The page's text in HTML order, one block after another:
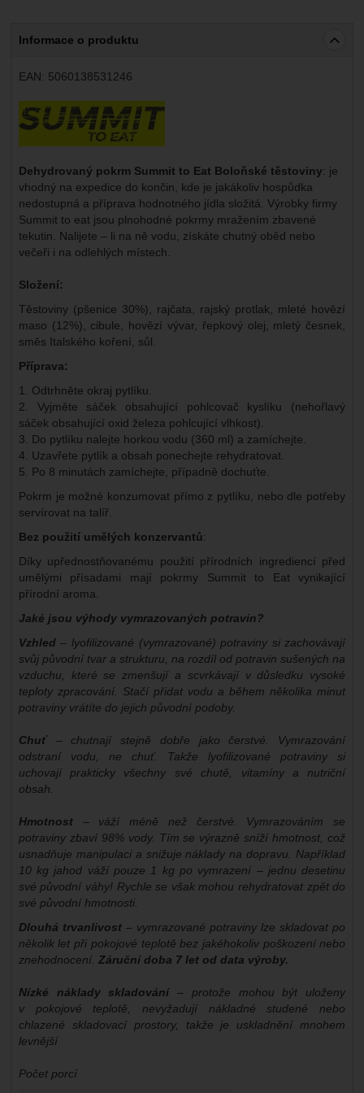
Informace o produktu
EAN: 5060138531246
Výrobce:
Dehydrovaný pokrm Summit to Eat Boloňské těstoviny: je
vhodný na expedice do končin, kde je jakákoliv hospůdka
nedostupná a příprava hodnotného jídla složitá. Výrobky firmy
Summit to eat jsou plnohodné pokrmy mražením zbavené
tekutin. Nalijete – li na ně vodu, získáte chutný oběd nebo
večeři i na odlehlých místech.
Složení:
Těstoviny (pšenice 30%), rajčata, rajský protlak, mleté hovězí
maso (12%), cibule, hovězí vývar, řepkový olej, mletý česnek,
směs Italského koření, sůl.
Příprava:
1. Odtrhněte okraj pytlíku.
2. Vyjměte sáček obsahující pohlcovač kyslíku (nehořlavý
sáček obsahující oxid železa pohlcující vlhkost).
3. Do pytlíku nalejte horkou vodu (360 ml) a zamíchejte.
4. Uzavřete pytlík a obsah ponechejte rehydratovat.
5. Po 8 minutách zamíchejte, případně dochuťte.
Pokrm je možné konzumovat přímo z pytlíku, nebo dle potřeby
servírovat na talíř.
Bez použití umělých konzervantů:
Díky upřednostňovanému použití přírodních ingrediencí před
umělými přísadami mají pokrmy Summit to Eat vynikající
přírodní aroma.
Jaké jsou výhody vymrazovaných potravin?
Vzhled– lyofilizované (vymrazované) potraviny si zachovávají
svůj původní tvar a strukturu, na rozdíl od potravin sušených na
vzduchu, které se zmenšují a scvrkávají v důsledku vysoké
teploty zpracování. Stačí přidat vodu a během několika minut
potraviny vrátíte do jejich původní podoby.
Chuť– chutnají stejně dobře jako čerstvé. Vymrazování
odstraní vodu, ne chuť. Takže lyofilizované potraviny si
uchovají prakticky všechny své chutě, vitamíny a nutriční
obsah.
Hmotnost– váží méně než čerstvé. Vymrazováním se
potraviny zbaví 98% vody. Tím se výrazně sníží hmotnost, což
usnadňuje manipulaci a snižuje náklady na dopravu. Například
10 kg jahod váží pouze 1 kg po vymrazení – jednu desetinu
své původní váhy! Rychle se však mohou rehydratovat zpět do
své původní hmotnosti.
Dlouhá trvanlivost– vymrazované potraviny lze skladovat po
několik let při pokojové teplotě bez jakéhokoliv poškození nebo
znehodnocení. Záruční doba 7 let od data výroby.
Nízké náklady skladování– protože mohou být uloženy
v pokojové teplotě, nevyžadují nákladné studené nebo
chlazené skladovací prostory, takže je uskladnění mnohem
levnější
Počet porcí